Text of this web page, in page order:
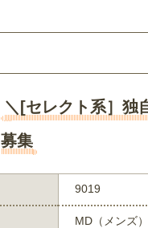
＼[セレクト系］独
募集
9019
MD（メンズ）